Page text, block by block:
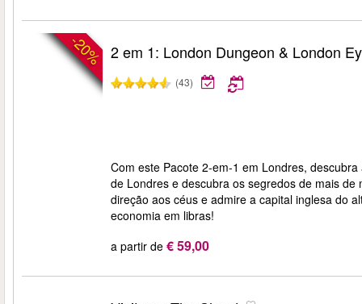
-20% 2 em 1: London Dungeon & London
(43)
Com este Pacote 2-em-1 em Londres,
de Londres e descubra os segredos de mais
direção aos céus e admire a capital inglesa do
economia em libras!
a partir de € 59,00